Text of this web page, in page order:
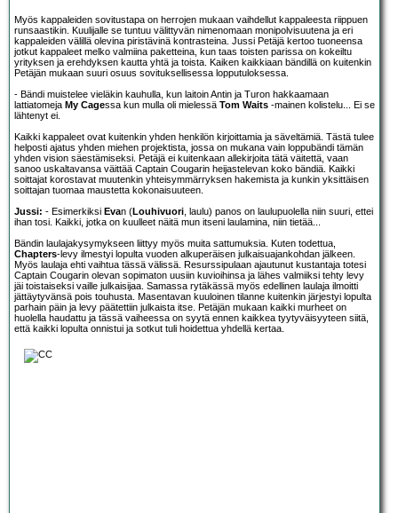
Myös kappaleiden sovitustapa on herrojen mukaan vaihdellut kappaleesta riippuen
runsaastikin. Kuulijalle se tuntuu välittyvän nimenomaan monipolvisuutena ja eri
kappaleiden välillä olevina piristävinä kontrasteina. Jussi Petäjä kertoo tuoneensa
jotkut kappaleet melko valmiina paketteina, kun taas toisten parissa on kokeiltu
yrityksen ja erehdyksen kautta yhtä ja toista. Kaiken kaikkiaan bändillä on kuitenkin
Petäjän mukaan suuri osuus sovituksellisessa lopputuloksessa.
- Bändi muistelee vieläkin kauhulla, kun laitoin Antin ja Turon hakkaamaan
lattiatomeja My Cagessa kun mulla oli mielessä Tom Waits -mainen kolistelu... Ei se
lähtenyt ei.
Kaikki kappaleet ovat kuitenkin yhden henkilön kirjoittamia ja säveltämiä. Tästä tulee
helposti ajatus yhden miehen projektista, jossa on mukana vain loppubändi tämän
yhden vision säestämiseksi. Petäjä ei kuitenkaan allekirjoita tätä väitettä, vaan
sanoo uskaltavansa väittää Captain Cougarin heijastelevan koko bändiä. Kaikki
soittajat korostavat muutenkin yhteisymmärryksen hakemista ja kunkin yksittäisen
soittajan tuomaa maustetta kokonaisuuteen.
Jussi: - Esimerkiksi Evan (Louhivuori, laulu) panos on laulupuolella niin suuri, ettei
ihan tosi. Kaikki, jotka on kuulleet näitä mun itseni laulamina, niin tietää...
Bändin laulajakysymykseen liittyy myös muita sattumuksia. Kuten todettua,
Chapters-levy ilmestyi lopulta vuoden alkuperäisen julkaisuajankohdan jälkeen.
Myös laulaja ehti vaihtua tässä välissä. Resurssipulaan ajautunut kustantaja totesi
Captain Cougarin olevan sopimaton uusiin kuvioihinsa ja lähes valmiiksi tehty levy
jäi toistaiseksi vaille julkaisijaa. Samassa rytäkässä myös edellinen laulaja ilmoitti
jättäytyvänsä pois touhusta. Masentavan kuuloinen tilanne kuitenkin järjestyi lopulta
parhain päin ja levy päätettiin julkaista itse. Petäjän mukaan kaikki murheet on
huolella haudattu ja tässä vaiheessa on syytä ennen kaikkea tyytyväisyyteen siitä,
että kaikki lopulta onnistui ja sotkut tuli hoidettua yhdellä kertaa.